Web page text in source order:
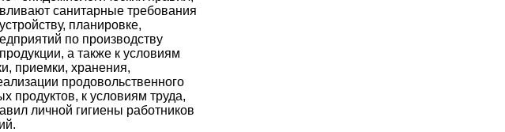
санитарные требования
планировке,
по производству
а также к условиям
приемки, хранения,
продовольственного
продуктов, к условиям труда,
личной гигиены работников